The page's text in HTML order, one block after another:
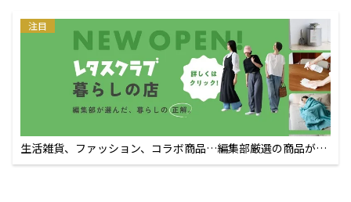
注目
生活雑貨、ファッション、コラボ商品…編集部厳選の商品が買
えるECサイト